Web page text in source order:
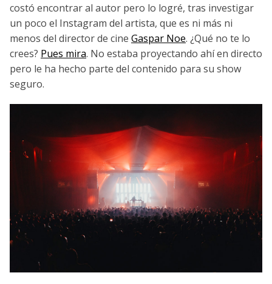
costó encontrar al autor pero lo logré, tras investigar
un poco el Instagram del artista, que es ni más ni
menos del director de cine Gaspar Noe. ¿Qué no te lo
crees? Pues mira. No estaba proyectando ahí en directo
pero le ha hecho parte del contenido para su show
seguro.